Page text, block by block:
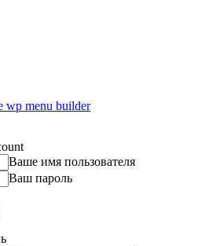
wp menu builder
Ваше имя пользователя
Ваш пароль